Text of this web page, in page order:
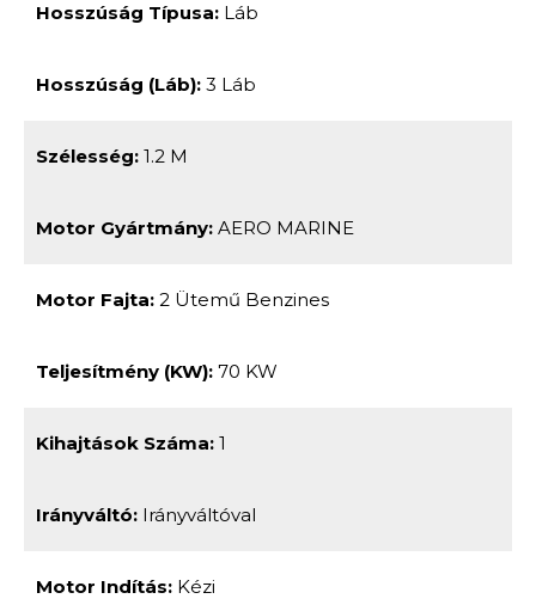
Hosszúság Típusa: Láb
Hosszúság (láb): 3 Láb
Szélesség: 1.2 M
Motor Gyártmány: AERO MARINE
Motor Fajta: 2 Ütemű Benzines
Teljesítmény (kW): 70 KW
Kihajtások Száma: 1
Irányváltó: Irányváltóval
Motor Indítás: Kézi